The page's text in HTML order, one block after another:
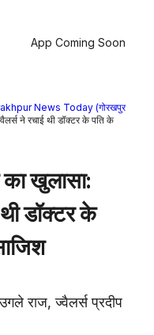
App Coming Soon
News Today (गोरखपुर
ने रचाई थी डॉक्टर के पति के
खुलासा:
डॉक्टर के
राज, ज्वैलर्स प्रदीप